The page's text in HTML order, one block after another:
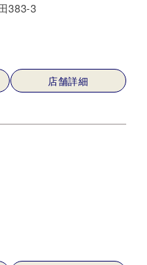
383-3
店舗詳細